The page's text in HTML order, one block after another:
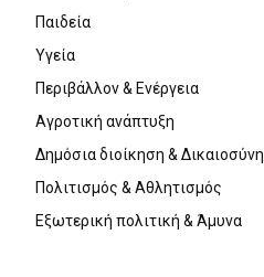
Παιδεία
Υγεία
Περιβάλλον & Ενέργεια
Αγροτική ανάπτυξη
Δημόσια διοίκηση & Δικαιοσύνη
Πολιτισμός & Αθλητισμός
Εξωτερική πολιτική & Άμυνα